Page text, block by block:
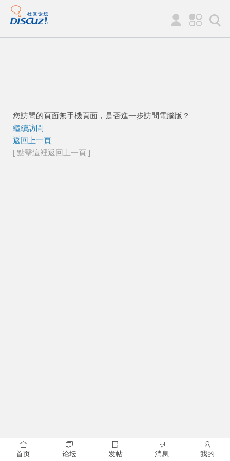
您訪問的頁面無手機頁面，是否進一步訪問電腦版？
繼續訪問
返回上一頁
[ 點擊這裡返回上一頁 ]
首页 论坛 发帖 消息 我的